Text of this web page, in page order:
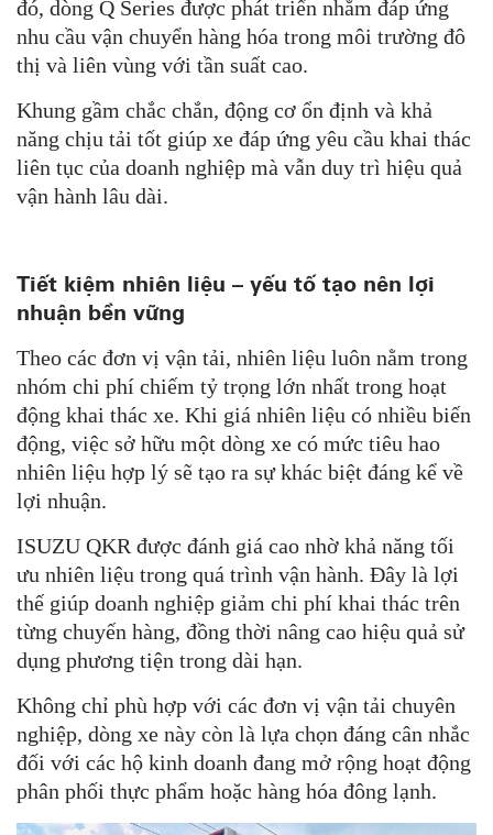
đó, dòng Q Series được phát triển nhằm đáp ứng
nhu cầu vận chuyển hàng hóa trong môi trường đô
thị và liên vùng với tần suất cao.
Khung gầm chắc chắn, động cơ ổn định và khả
năng chịu tải tốt giúp xe đáp ứng yêu cầu khai thác
liên tục của doanh nghiệp mà vẫn duy trì hiệu quả
vận hành lâu dài.
Tiết kiệm nhiên liệu – yếu tố tạo nên lợi
nhuận bền vững
Theo các đơn vị vận tải, nhiên liệu luôn nằm trong
nhóm chi phí chiếm tỷ trọng lớn nhất trong hoạt
động khai thác xe. Khi giá nhiên liệu có nhiều biến
động, việc sở hữu một dòng xe có mức tiêu hao
nhiên liệu hợp lý sẽ tạo ra sự khác biệt đáng kể về
lợi nhuận.
ISUZU QKR được đánh giá cao nhờ khả năng tối
ưu nhiên liệu trong quá trình vận hành. Đây là lợi
thế giúp doanh nghiệp giảm chi phí khai thác trên
từng chuyến hàng, đồng thời nâng cao hiệu quả sử
dụng phương tiện trong dài hạn.
Không chỉ phù hợp với các đơn vị vận tải chuyên
nghiệp, dòng xe này còn là lựa chọn đáng cân nhắc
đối với các hộ kinh doanh đang mở rộng hoạt động
phân phối thực phẩm hoặc hàng hóa đông lạnh.